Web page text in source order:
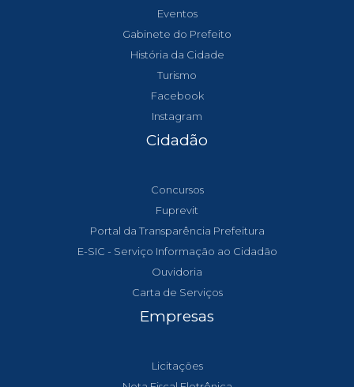
Eventos
Gabinete do Prefeito
História da Cidade
Turismo
Facebook
Instagram
Cidadão
Concursos
Fuprevit
Portal da Transparência Prefeitura
E-SIC - Serviço Informação ao Cidadão
Ouvidoria
Carta de Serviços
Empresas
Licitações